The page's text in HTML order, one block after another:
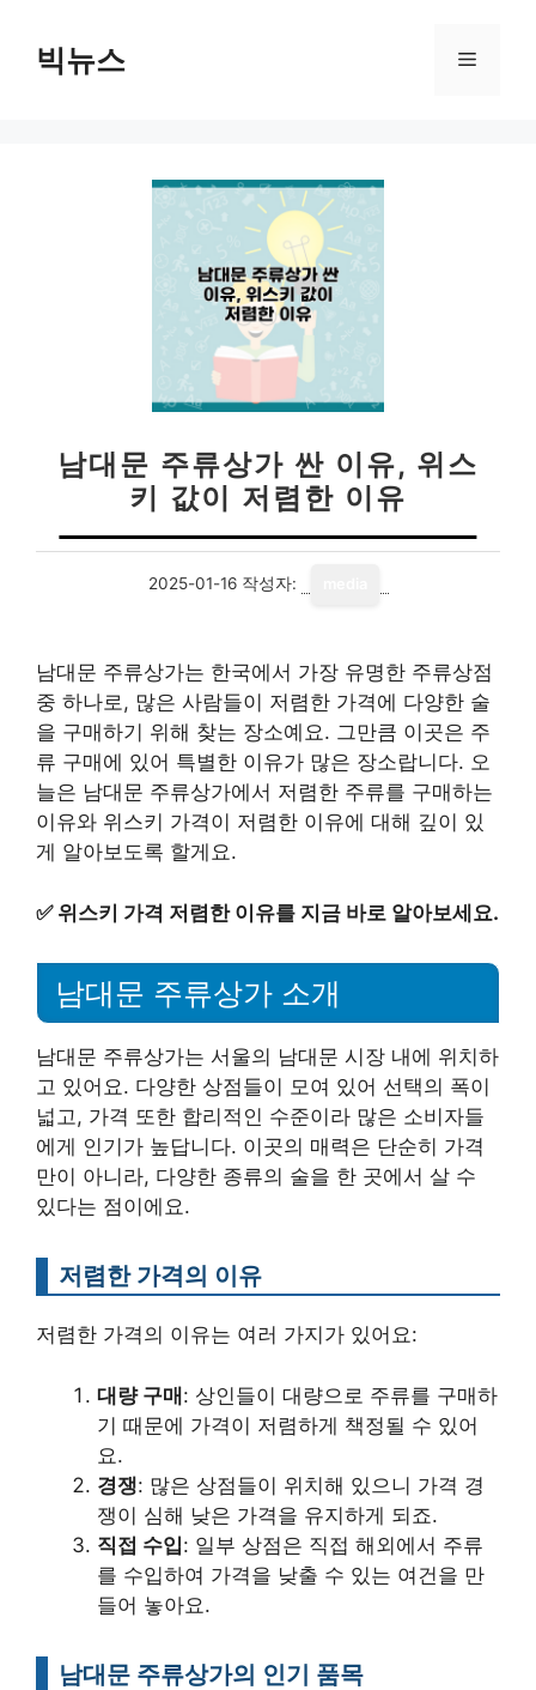
빅뉴스 메
남대문 주류상가 싼 이유, 위스
키 값이 저렴한 이유
2025-01-16 작성자:
남대문 주류상가는 한국에서 가장 유명한 주류상점
중 하나로, 많은 사람들이 저렴한 가격에 다양한 술
을 구매하기 위해 찾는 장소예요. 그만큼 이곳은 주
류 구매에 있어 특별한 이유가 많은 장소랍니다. 오
늘은 남대문 주류상가에서 저렴한 주류를 구매하는
이유와 위스키 가격이 저렴한 이유에 대해 깊이 있
게 알아보도록 할게요.
✅ 위스키 가격 저렴한 이유를 지금 바로 알아보세요.
남대문 주류상가 소개
남대문 주류상가는 서울의 남대문 시장 내에 위치하
고 있어요. 다양한 상점들이 모여 있어 선택의 폭이
넓고, 가격 또한 합리적인 수준이라 많은 소비자들
에게 인기가 높답니다. 이곳의 매력은 단순히 가격
만이 아니라, 다양한 종류의 술을 한 곳에서 살 수
있다는 점이에요.
저렴한 가격의 이유
저렴한 가격의 이유는 여러 가지가 있어요:
대량 구매: 상인들이 대량으로 주류를 구매하
기 때문에 가격이 저렴하게 책정될 수 있어
요.
경쟁: 많은 상점들이 위치해 있으니 가격 경
쟁이 심해 낮은 가격을 유지하게 되죠.
직접 수입: 일부 상점은 직접 해외에서 주류
를 수입하여 가격을 낮출 수 있는 여건을 만
들어 놓아요.
남대문 주류상가의 인기 품목